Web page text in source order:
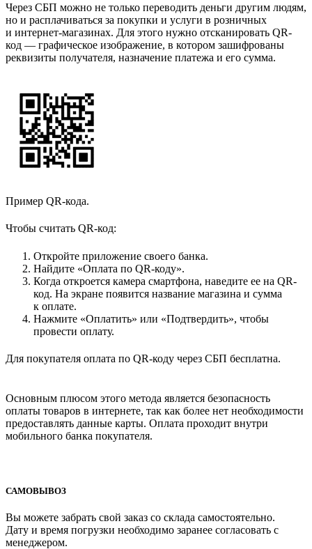
Через СБП можно не только переводить деньги другим людям,
но и расплачиваться за покупки и услуги в розничных
и интернет-магазинах. Для этого нужно отсканировать QR-
код — графическое изображение, в котором зашифрованы
реквизиты получателя, назначение платежа и его сумма.
Пример QR-кода.
Чтобы считать QR-код:
Откройте приложение своего банка.
Найдите «Оплата по QR-коду».
Когда откроется камера смартфона, наведите ее на QR-
код. На экране появится название магазина и сумма
к оплате.
Нажмите «Оплатить» или «Подтвердить», чтобы
провести оплату.
Для покупателя оплата по QR-коду через СБП бесплатна.
Основным плюсом этого метода является безопасность
оплаты товаров в интернете, так как более нет необходимости
предоставлять данные карты. Оплата проходит внутри
мобильного банка покупателя.
САМОВЫВОЗ
Вы можете забрать свой заказ со склада самостоятельно.
Дату и время погрузки необходимо заранее согласовать с
менеджером.